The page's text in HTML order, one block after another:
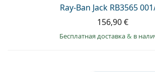
Ray-Ban Jack RB3565
156,90 €
Бесплатная доставка& в